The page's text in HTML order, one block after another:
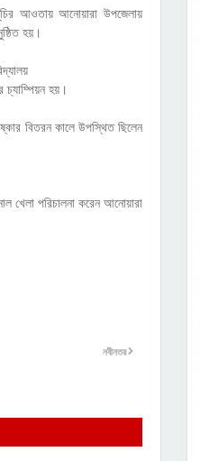
আওতায় আনোয়ারা উপজেলায়
হয়।
চ্যাম্পিয়ন হয়।
বিতরন কালে উপস্থিত ছিলেন
খেলা পরিচালনা করেন আনোয়ারা
নবীনতর